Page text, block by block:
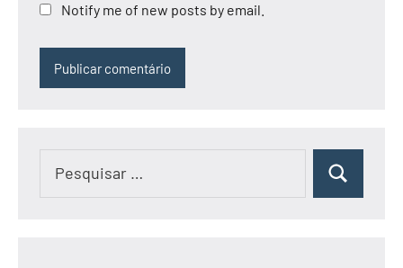
Notify me of new posts by email.
Pesquisar